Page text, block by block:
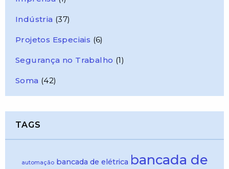
Indústria (37)
Projetos Especiais (6)
Segurança no Trabalho (1)
Soma (42)
TAGS
automação bancada de elétrica bancada de